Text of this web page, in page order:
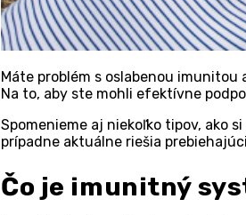
Máte problém s oslabenou
Na to, aby ste mohli efektívne
Spomenieme aj niekoľko tipov, ako
prípadne aktuálne riešia
Čo je imunitný